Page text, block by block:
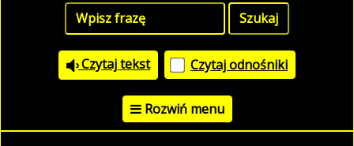
Czytaj tekst Czytaj odnośniki
Rozwiń menu